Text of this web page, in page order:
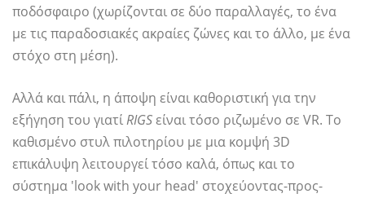
ποδόσφαιρο (χωρίζονται σε δύο παραλλαγές, το ένα
με τις παραδοσιακές ακραίες ζώνες και το άλλο, με ένα
στόχο στη μέση).
Αλλά και πάλι, η άποψη είναι καθοριστική για την
εξήγηση του γιατίRIGSείναι τόσο ριζωμένο σε VR. Το
καθισμένο στυλ πιλοτηρίου με μια κομψή 3D
επικάλυψη λειτουργεί τόσο καλά, όπως και το
σύστημα 'look with your head' στοχεύοντας-προς-